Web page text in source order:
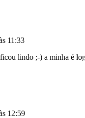
11:33
lindo ;-) a minha é
12:59